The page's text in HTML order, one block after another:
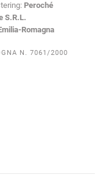
Peroché
S.R.L.
Romagna
N. 7061/2000